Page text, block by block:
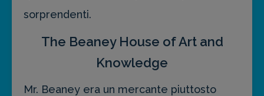
sorprendenti.
The Beaney House of Art and
Knowledge
Mr. Beaney era un mercante piuttosto